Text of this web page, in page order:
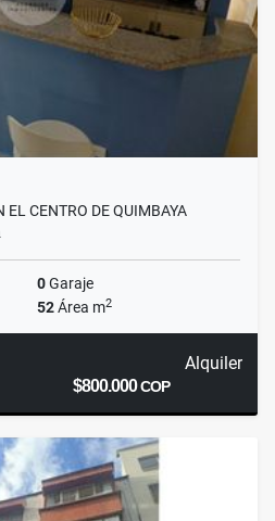
EL CENTRO DE QUIMBAYA
0Garaje
52Área m2
Alquiler
$800.000COP